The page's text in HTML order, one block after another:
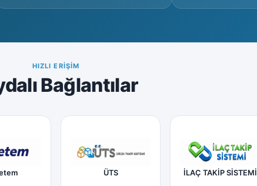
HIZLI ERIŞIM
Bağlantılar
ÜTS İLAÇ TAKİP SİSTEMİ